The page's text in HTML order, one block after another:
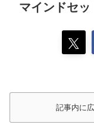
マインドセッ
記事内に